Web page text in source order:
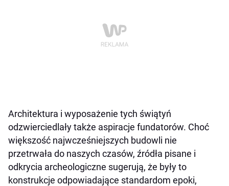
Architektura i wyposażenie tych świątyń
odzwierciedlały także aspiracje fundatorów. Choć
większość najwcześniejszych budowli nie
przetrwała do naszych czasów, źródła pisane i
odkrycia archeologiczne sugerują, że były to
konstrukcje odpowiadające standardom epoki,